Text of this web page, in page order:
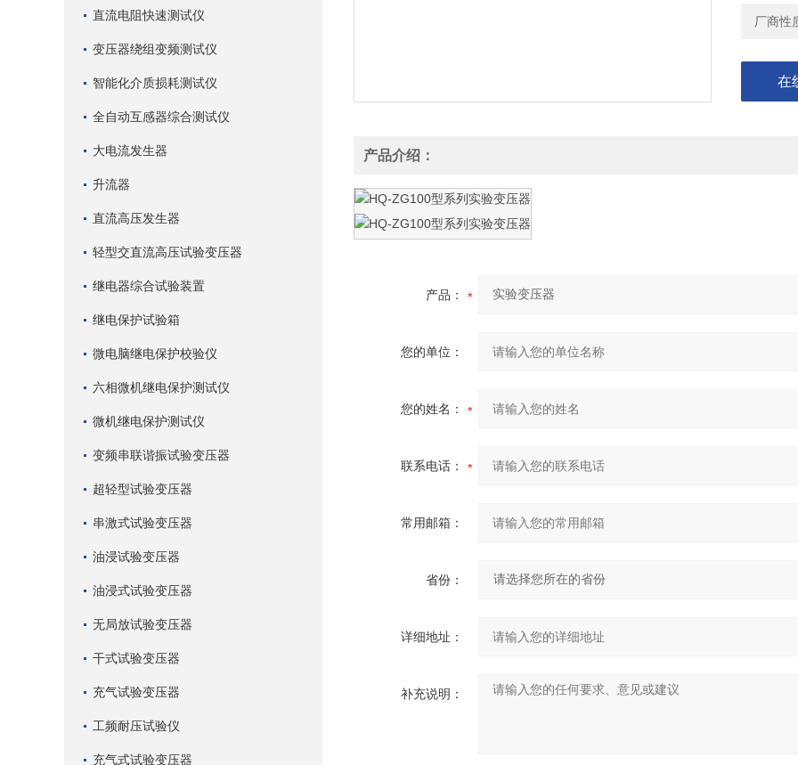
直流电阻快速测试仪
变压器绕组变频测试仪
智能化介质损耗测试仪
全自动互感器综合测试仪
大电流发生器
升流器
直流高压发生器
轻型交直流高压试验变压器
继电器综合试验装置
继电保护试验箱
微电脑继电保护校验仪
六相微机继电保护测试仪
微机继电保护测试仪
变频串联谐振试验变压器
超轻型试验变压器
串激式试验变压器
油浸试验变压器
油浸式试验变压器
无局放试验变压器
干式试验变压器
充气试验变压器
工频耐压试验仪
充气式试验变压器
厂商性
在
产品介绍：
产品：
您的单位：
您的姓名：
联系电话：
常用邮箱：
省份：
详细地址：
补充说明：